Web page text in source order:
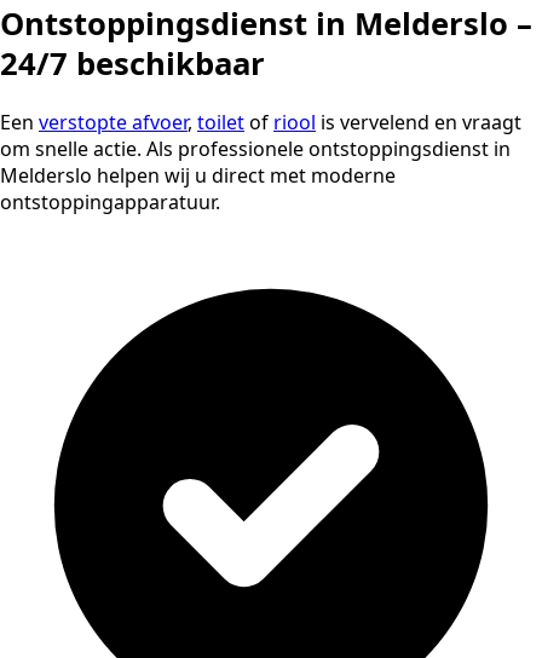
Ontstoppingsdienst in Melderslo –
24/7 beschikbaar
Een verstopte afvoer, toiletof riool is vervelend en vraagt
om snelle actie. Als professionele ontstoppingsdienst in
Melderslo helpen wij u direct met moderne
ontstoppingapparatuur.